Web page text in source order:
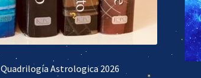
Quadrilogía Astrologica 2026